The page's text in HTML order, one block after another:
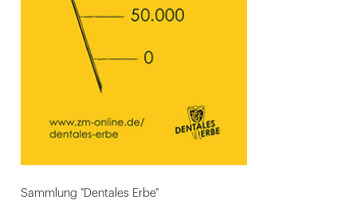
Sammlung "Dentales Erbe"